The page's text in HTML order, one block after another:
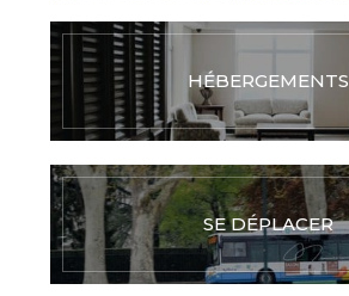
HÉBERGEMENTS
SE DÉPLACER